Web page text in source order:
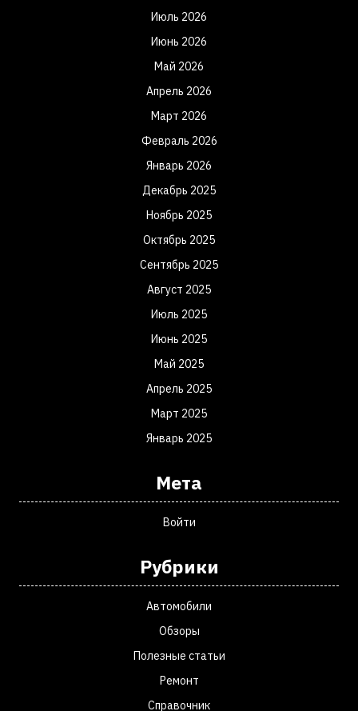
Июль 2026
Июнь 2026
Май 2026
Апрель 2026
Март 2026
Февраль 2026
Январь 2026
Декабрь 2025
Ноябрь 2025
Октябрь 2025
Сентябрь 2025
Август 2025
Июль 2025
Июнь 2025
Май 2025
Апрель 2025
Март 2025
Январь 2025
Мета
Войти
Рубрики
Автомобили
Обзоры
Полезные статьи
Ремонт
Справочник